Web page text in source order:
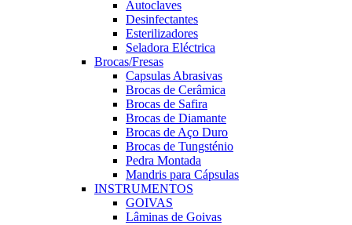
Autoclaves
Desinfectantes
Esterilizadores
Seladora Eléctrica
Brocas/Fresas
Capsulas Abrasivas
Brocas de Cerâmica
Brocas de Safira
Brocas de Diamante
Brocas de Aço Duro
Brocas de Tungsténio
Pedra Montada
Mandris para Cápsulas
INSTRUMENTOS
GOIVAS
Lâminas de Goivas